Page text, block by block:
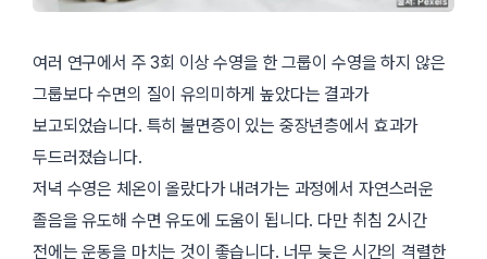
여러 연구에서 주 3회 이상 수영을 한 그룹이 수영을 하지 않은
그룹보다 수면의 질이 유의미하게 높았다는 결과가
보고되었습니다. 특히 불면증이 있는 중장년층에서 효과가
두드러졌습니다.
저녁 수영은 체온이 올랐다가 내려가는 과정에서 자연스러운
졸음을 유도해 수면 유도에 도움이 됩니다. 다만 취침 2시간
전에는 운동을 마치는 것이 좋습니다. 너무 늦은 시간의 격렬한